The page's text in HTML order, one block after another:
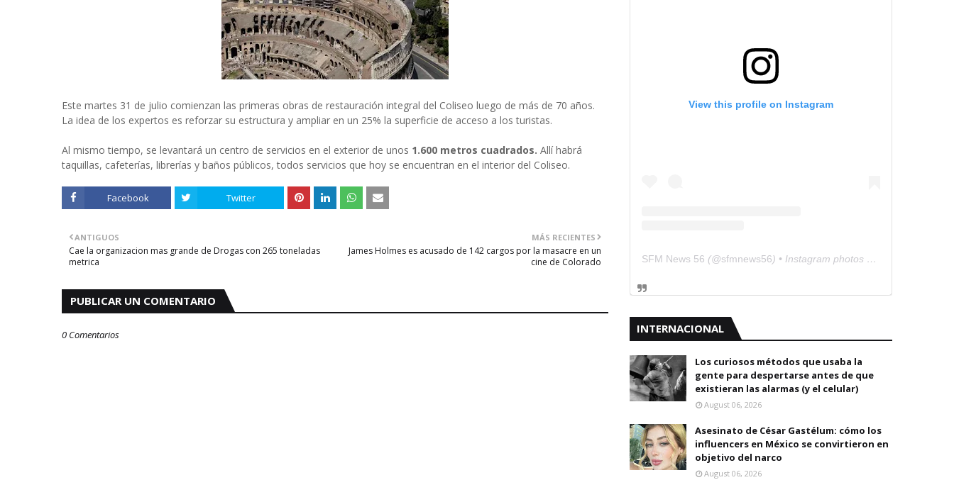
Este martes 31 de julio comienzan las primeras obras de restauración integral del Coliseo luego de más de 70 años.
La idea de los expertos es reforzar su estructura y ampliar en un 25% la superficie de acceso a los turistas.
Al mismo tiempo, se levantará un centro de servicios en el exterior de unos 1.600 metros cuadrados. Allí habrá
taquillas, cafeterías, librerías y baños públicos, todos servicios que hoy se encuentran en el interior del Coliseo.
Facebook Twitter
MÁS RECIENTES
James Holmes es acusado de 142 cargos por la masacre en un
cine de Colorado
ANTIGUOS
Cae la organizacion mas grande de Drogas con 265 toneladas
metrica
PUBLICAR UN COMENTARIO
0 Comentarios
View this profile on Instagram
SFM News 56 (@sfmnews56) • Instagram photos and videos
INTERNACIONAL
Los curiosos métodos que usaba la
gente para despertarse antes de que
existieran las alarmas (y el celular)
August 06, 2026
Asesinato de César Gastélum: cómo los
influencers en México se convirtieron en
objetivo del narco
August 06, 2026